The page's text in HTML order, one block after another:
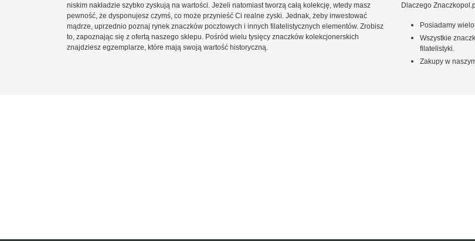
niskim nakładzie szybko zyskują na wartości. Jeżeli natomiast tworzą całą kolekcję, wtedy masz
pewność, że dysponujesz czymś, co może przynieść Ci realne zyski. Jednak, żeby inwestować
mądrze, uprzednio poznaj rynek znaczków pocztowych i innych filatelistycznych elementów. Zrobisz
to, zapoznając się z ofertą naszego sklepu. Pośród wielu tysięcy znaczków kolekcjonerskich
znajdziesz egzemplarze, które mają swoją wartość historyczną.
Dlaczego
Posiadamy
Wszystkie
filatelistyki.
Zakupy w